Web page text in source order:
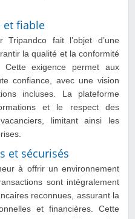
et fiable
fait l’objet d’une
la qualité et la conformité
Cette exigence permet aux
confiance, avec une vision
incluses. La plateforme
et le respect des
limitant ainsi les
et sécurisés
à offrir un environnement
sont intégralement
reconnues, assurant la
et financières. Cette